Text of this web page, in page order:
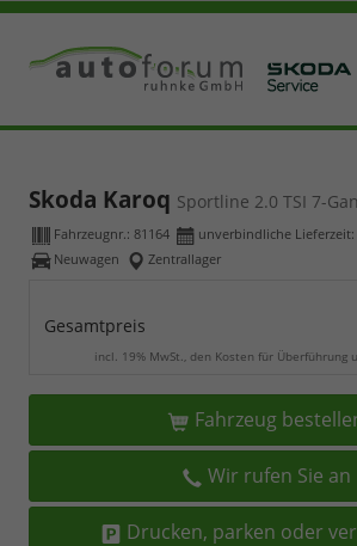
Skoda Karoq Sportline 2.0 TSI 7-
Fahrzeugnr.: 81164 unverbindliche Lieferzeit:
Neuwagen
Zentrallager
Gesamtpreis
incl. 19% MwSt., den Kosten für Überführung
Fahrzeug
Wir rufen Sie an
Drucken, parken oder